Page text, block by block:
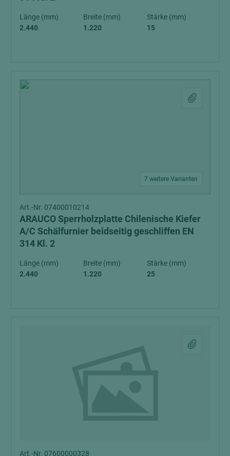
Länge (mm)
2.440
Breite (mm)
1.220
Stärke (mm)
15
7 weitere Varianten
Art.-Nr. 07400010214
ARAUCO Sperrholzplatte Chilenische Kiefer
A/C Schälfurnier beidseitig geschliffen EN
314 Kl. 2
Länge (mm)
2.440
Breite (mm)
1.220
Stärke (mm)
25
Art.-Nr. 07600000328